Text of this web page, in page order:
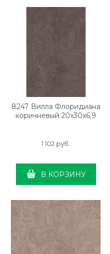
8247 Вилла Флоридиана
коричневый 20х30х6,9
1 102 руб.
В КОРЗИНУ